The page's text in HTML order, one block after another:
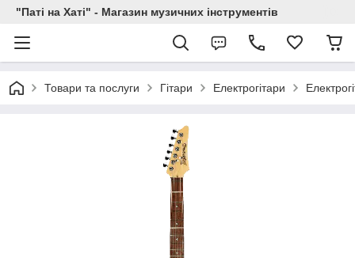
"Паті на Хаті" - Магазин музичних інструментів
Товари та послуги Гітари Електрогітари